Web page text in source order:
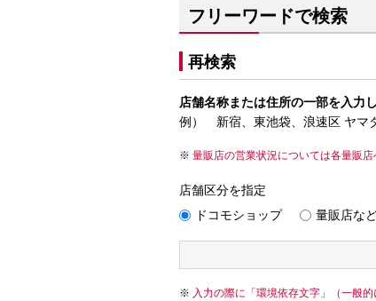
フリーワードで検索
再検索
店舗名称または住所の一部を入力
例） 新宿、東池袋、浪速区 ヤマ
量販店の営業状況については各量販店
店舗区分を指定
ドコモショップ
量販店な
入力の際に「環境依存文字」（一般